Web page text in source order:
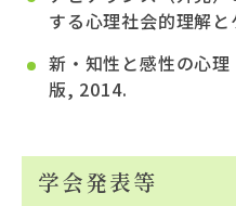
する心理社会的理解
新・知性と感性の心
版, 2014.
学会発表等